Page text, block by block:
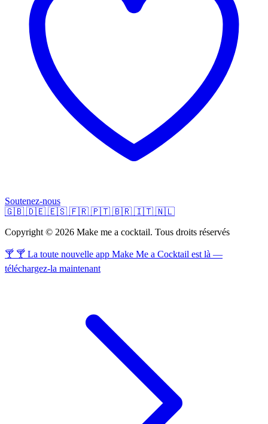
Soutenez-nous
🇬🇧 🇩🇪 🇪🇸 🇫🇷 🇵🇹 🇧🇷 🇮🇹 🇳🇱
Copyright © 2026 Make me a cocktail. Tous droits réservés
🍸 🍸 La toute nouvelle app Make Me a Cocktail est là —
téléchargez-la maintenant